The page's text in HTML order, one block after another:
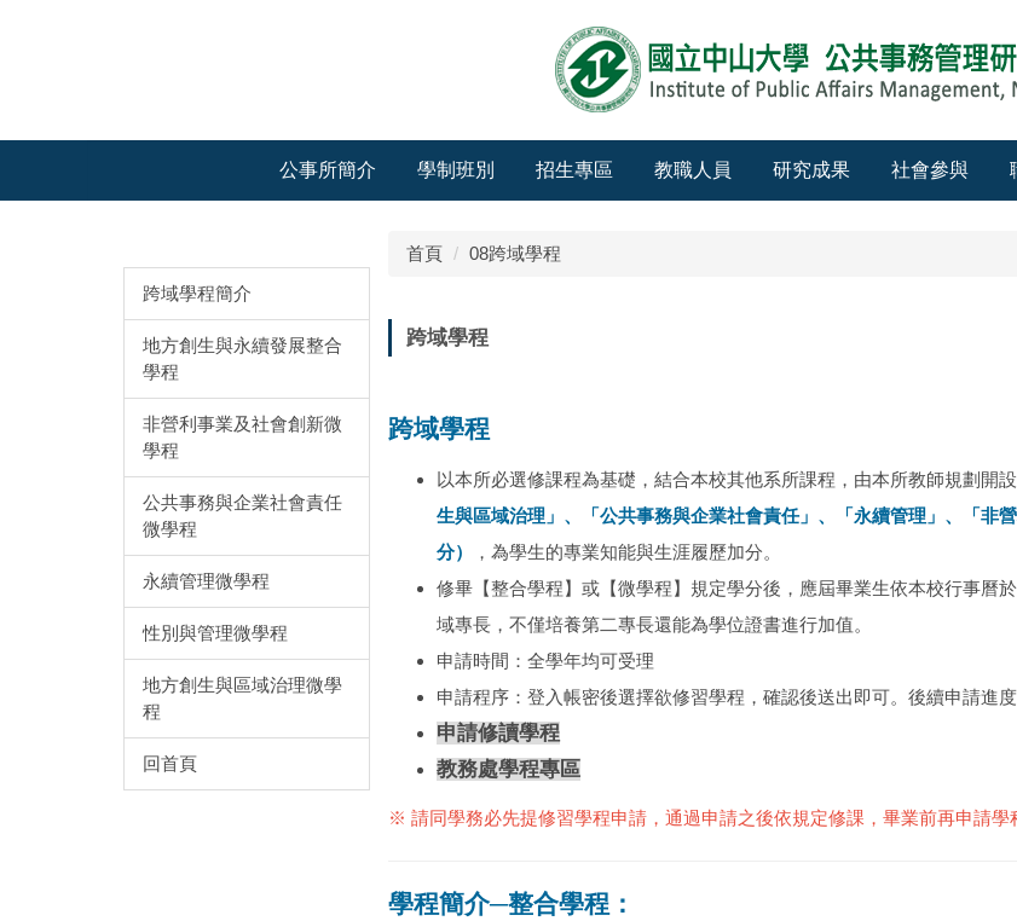
公事所簡介 學制班別 招生專區 教職人員 研究成果 社會參與
跨域學程簡介
地方創生與永續發展整合
學程
非營利事業及社會創新微
學程
公共事務與企業社會責任
微學程
永續管理微學程
性別與管理微學程
地方創生與區域治理微學
程
回首頁
首頁 08跨域學程
跨域學程
跨域學程
以本所必選修課程為基礎，結合本校其他系所課程，由本所教師規劃開設
生與區域治理」、「公共事務與企業社會責任」、「永續管理」、「非
分）
，為學生的專業知能與生涯履歷加分。
修畢【整合學程】或【微學程】規定學分後，應屆畢業生依本校行事曆
域專長，不僅培養第二專長還能為學位證書進行加值。
申請時間：全學年均可受理
申請程序：登入帳密後選擇欲修習學程，確認後送出即可。後續申請進
申請修讀學程
教務處學程專區
※ 請同學務必先提修習學程申請，通過申請之後依規定修課，畢業前再申請學
學程簡介─整合學程：